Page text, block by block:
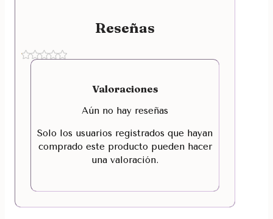
Reseñas
Valoraciones
Aún no hay reseñas
Solo los usuarios registrados que hayan
comprado este producto pueden hacer
una valoración.